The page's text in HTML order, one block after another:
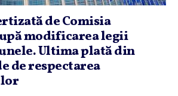
de Comisia
modificarea legii
Ultima plată din
de respectarea